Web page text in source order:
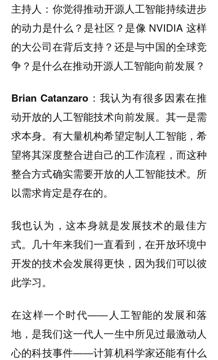
主持人： 你觉得推动开源人工智能持续进步
的动力是什么？是社区？是像 NVIDIA 这样
的大公司在背后支持？还是与中国的全球竞
争？是什么在推动开源人工智能向前发展？
Brian Catanzaro：我认为有很多因素在推
动开放的人工智能技术向前发展。其一是需
求本身。有大量机构希望定制人工智能，希
望将其深度整合进自己的工作流程，而这种
整合方式确实需要开放的人工智能技术。所
以需求肯定是存在的。
我也认为，这本身就是发展技术的最佳方
式。几十年来我们一直看到，在开放环境中
开发的技术会发展得更快，因为我们可以彼
此学习。
在这样一个时代——人工智能的发展和落
地，是我们这一代人一生中所见过最激动人
心的科技事件——计算机科学家还能有什么